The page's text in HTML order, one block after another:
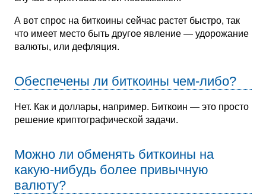
А вот спрос на биткоины сейчас растет быстро, так
что имеет место быть другое явление — удорожание
валюты, или дефляция.
Обеспечены ли биткоины чем-либо?
Нет. Как и доллары, например. Биткоин — это просто
решение криптографической задачи.
Можно ли обменять биткоины на
какую-нибудь более привычную
валюту?